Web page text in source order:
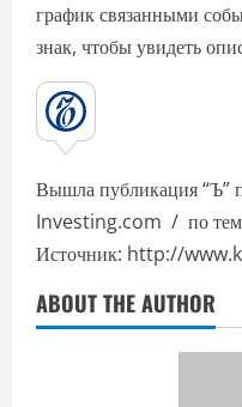
график связанными
знак, чтобы увидеть
Вышла публикация “Ъ”
Investing.com / по
Источник: http://
ABOUT THE AUTHOR